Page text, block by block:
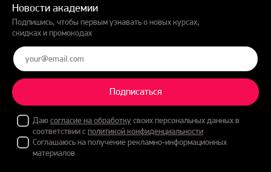
Новости академии
Подпишись, чтобы первым узнавать о новых курсах,
скидках и промокодах
Подписаться
Даюсогласие на обработкусвоих персональных данных в
соответствии сполитикой конфиденциальности
Соглашаюсь на получение рекламно-информационных
материалов